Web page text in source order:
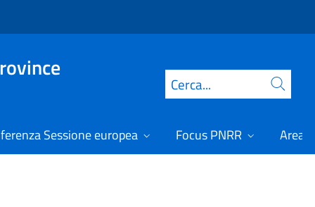
Cerca
Sessione europea Focus PNRR Area